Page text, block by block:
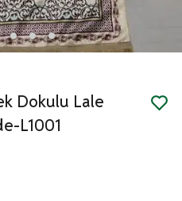
Dokulu Lale
L1001